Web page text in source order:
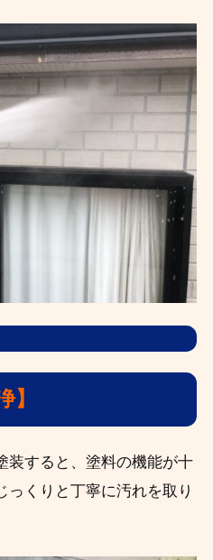
】
装すると、塗料の機能が十
っくりと丁寧に汚れを取り